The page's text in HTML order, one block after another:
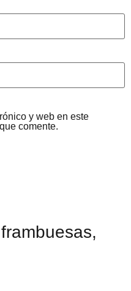
y web en este
comente.